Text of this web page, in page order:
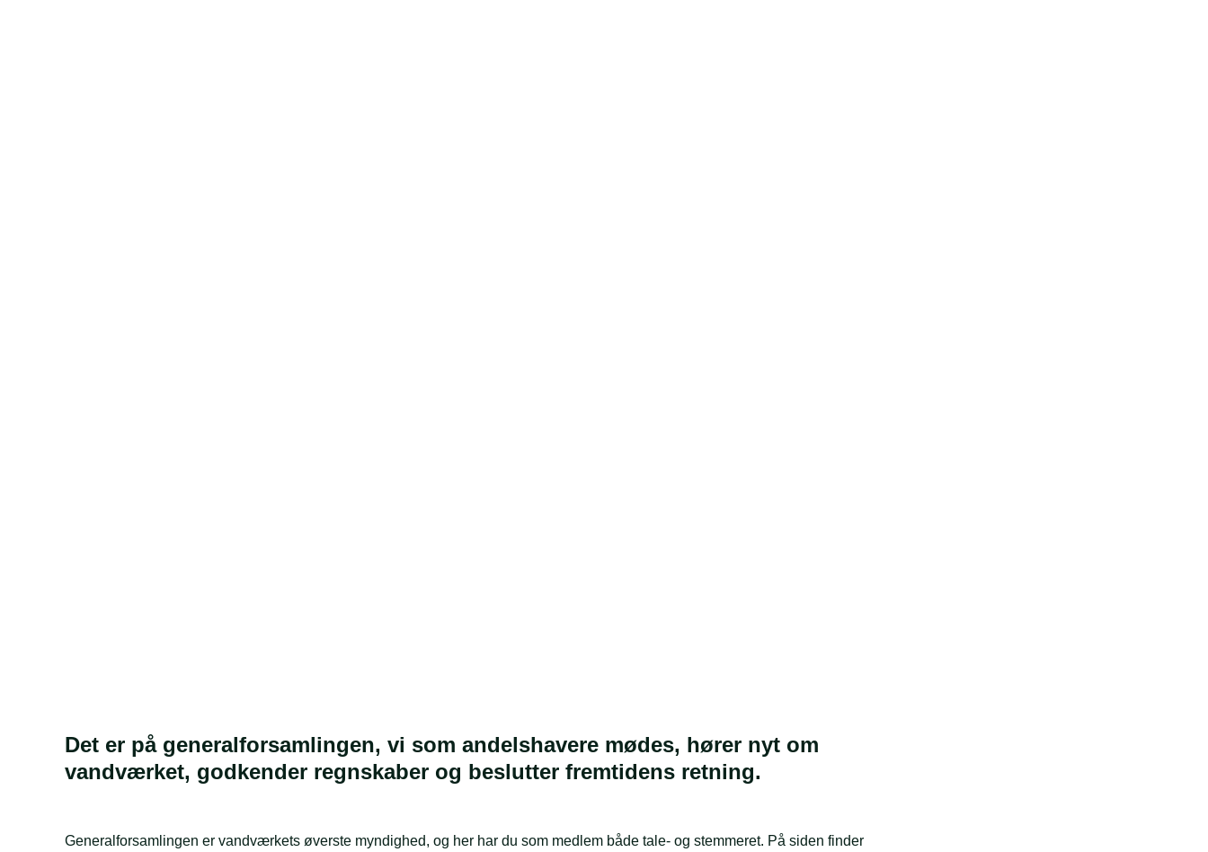
Det er på generalforsamlingen, vi som andelshavere mødes, hører nyt om
vandværket, godkender regnskaber og beslutter fremtidens retning.
Generalforsamlingen er vandværkets øverste myndighed, og her har du som medlem både tale- og stemmeret. På siden finder